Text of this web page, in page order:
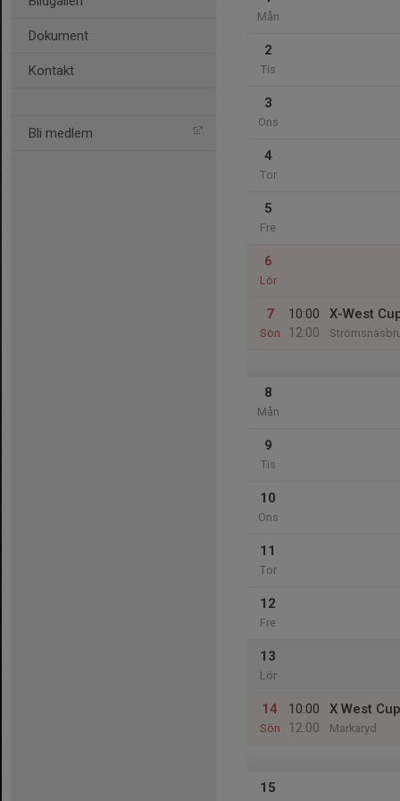
Dokument
Kontakt
Bli medlem
Mån
2
Tis
3
Ons
4
Tor
5
Fre
6
Lör
7
Sön
10:00
12:00
X-West
8
Mån
9
Tis
10
Ons
11
Tor
12
Fre
13
Lör
14
Sön
10:00
12:00
X West Cup
Markaryd
15